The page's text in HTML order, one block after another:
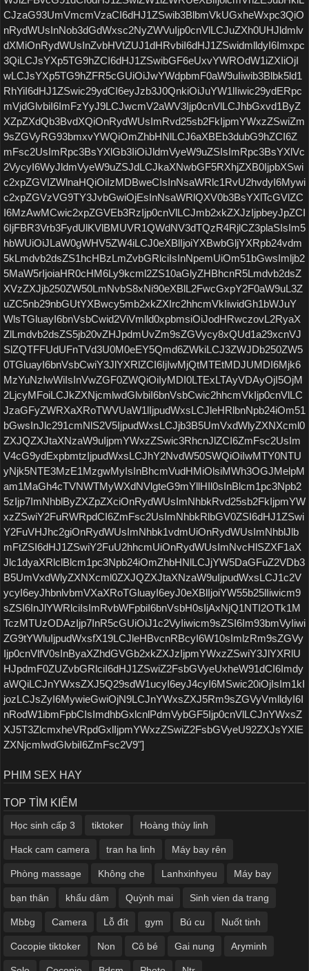
CJzaG93UmVmcmVzaCI6dHJ1ZSwib3BlbmVkUGxheWxpc3QiO
nRydWUsInNob3dGdWxsc2NyZWVuIjp0cnVlLCJuZXh0UHJldmlv
dXMiOnRydWUsInZvbHVtZUJ1dHRvbiI6dHJ1ZSwidmlldyI6Imxpc
3QiLCJsYXp5TG9hZCI6dHJ1ZSwibGF6eUxvYWROdW1iZXIiOjI
wLCJsYXp5TG9hZFR5cGUiOiJwYWdpbmF0aW9uIiwib3Blbk5ld1
RhYiI6dHJ1ZSwic29ydCI6eyJzb3J0QnkiOiJuYW1lIiwic29ydERpc
mVjdGlvbiI6ImFzYyJ9LCJwcmV2aWV3Ijp0cnVlLCJhbGxvd1ByZ
XZpZXdQb3BvdXQiOnRydWUsImRvd25sb2FkIjpmYWxzZSwiZm
9sZGVyRG93bmxvYWQiOmZhbHNlLCJ6aXBEb3dubG9hZCI6Z
mFsc2UsImRpc3BsYXlGb3IiOiJldmVyeW9uZSIsImRpc3BsYXlVc
2VycyI6WyJldmVyeW9uZSJdLCJkaXNwbGF5RXhjZXB0IjpbXSwi
c2xpZGVIZWlnaHQiOiIzMDBweCIsInNsaWRlc1RvU2hvdyI6Mywi
c2xpZGVzVG9TY3JvbGwiOjEsInNsaWRlQXV0b3BsYXlTcGVlZC
I6MzAwMCwic2xpZGVEb3RzIjp0cnVlLCJmb2xkZXJzIjpbeyJpZCI
6IjFBR3Vrb3FydUlKVlBMUVR1QWdNV3dTQzR4RjlCZ3plaSIsIm5
hbWUiOiJLaW0gWHV5ZW4iLCJ0eXBlIjoiYXBwbGljYXRpb24vdm
5kLmdvb2dsZS1hcHBzLmZvbGRlciIsInNpemUiOm51bGwsImljb2
5MaW5rIjoiaHR0cHM6Ly9kcml2ZS10aGlyZHBhcnR5Lmdvb2dsZ
XVzZXJjb250ZW50LmNvbS8xNi90eXBlL2FwcGxpY2F0aW9uL3Z
uZC5nb29nbGUtYXBwcy5mb2xkZXIrc2hhcmVkIiwidGh1bWJuY
WlsTGluayI6bnVsbCwid2ViVmlld0xpbmsiOiJodHRwczovL2RyaX
ZlLmdvb2dsZS5jb20vZHJpdmUvZm9sZGVycy8xQUd1a29xcnVJ
SlZQTFFUdUFnTVd3U0M0eEY5Qmd6ZWkiLCJ3ZWJDb250ZW5
0TGluayI6bnVsbCwiY3JlYXRlZCI6IjIwMjQtMTEtMDJUMDI6Mjk6
MzYuNzIwWiIsInVwZGF0ZWQiOiIyMDI0LTExLTAyVDAyOjI5OjM
2LjcyMFoiLCJkZXNjcmlwdGlvbiI6bnVsbCwic2hhcmVkIjp0cnVlLC
JzaGFyZWRXaXRoTWVUaW1lIjpudWxsLCJleHRlbnNpb24iOm51
bGwsInJlc291cmNlS2V5IjpudWxsLCJjb3B5UmVxdWlyZXNXcml0
ZXJQZXJtaXNzaW9uIjpmYWxzZSwic3RhcnJlZCI6ZmFsc2UsIm
V4cG9ydExpbmtzIjpudWxsLCJhY2NvdW50SWQiOiIwMTY0NTU
yNjk5NTE3MzE1MzgwMyIsInBhcmVudHMiOlsiMWh3OGJMelpM
am1MaGh4cTVNWTMyWXdNVlgteG9mYllHIl0sInBlcm1pc3Npb2
5zIjp7ImNhblByZXZpZXciOnRydWUsImNhbkRvd25sb2FkIjpmYW
xzZSwiY2FuRWRpdCI6ZmFsc2UsImNhbkRlbGV0ZSI6dHJ1ZSwi
Y2FuVHJhc2giOnRydWUsImNhbk1vdmUiOnRydWUsImNhblJlb
mFtZSI6dHJ1ZSwiY2FuU2hhcmUiOnRydWUsImNvcHlSZXF1aX
Jlc1dyaXRlclBlcm1pc3Npb24iOmZhbHNlLCJjYW5DaGFuZ2VDb3
B5UmVxdWlyZXNXcml0ZXJQZXJtaXNzaW9uIjpudWxsLCJ1c2V
ycyI6eyJhbnlvbmVXaXRoTGluayI6eyJ0eXBlIjoiYW55b25lIiwicm9
sZSI6InJlYWRlciIsImRvbWFpbiI6bnVsbH0sIjAxNjQ1NTI2OTk1M
TczMTUzODAzIjp7InR5cGUiOiJ1c2VyIiwicm9sZSI6Im93bmVyIiwi
ZG9tYWluIjpudWxsfX19LCJleHBvcnRBcyI6W10sImlzRm9sZGVy
Ijp0cnVlfV0sInByaXZhdGVGb2xkZXJzIjpmYWxzZSwiY3JlYXRlU
HJpdmF0ZUZvbGRlciI6dHJ1ZSwiZ2FsbGVyeUxheW91dCI6Imdy
aWQiLCJnYWxsZXJ5Q29sdW1ucyI6eyJ4cyI6MSwic20iOjIsIm1kI
jozLCJsZyI6MywieGwiOjN9LCJnYWxsZXJ5Rm9sZGVyVmlldyI6I
nRodW1ibmFpbCIsImdhbGxlcnlPdmVybGF5Ijp0cnVlLCJnYWxsZ
XJ5T3ZlcmxheVRpdGxlIjpmYWxzZSwiZ2FsbGVyeU92ZXJsYXlE
ZXNjcmlwdGlvbiI6ZmFsc2V9"]
PHIM SEX HAY
TOP TÌM KIẾM
Học sinh cấp 3 tiktoker Hoàng thùy linh
Hack cam camera tran ha linh Máy bay rên
Phòng massage Không che Lanhxinhyeu Máy bay
bạn thân khẩu dâm Quỳnh mai Sinh vien da trang
Mbbg Camera Lỗ đít gym Bú cu Nuốt tinh
Cocopie tiktoker Non Cô bé Gai nung Aryminh